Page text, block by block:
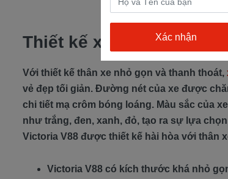
Thiết kế xe máy điện
Với thiết kế thân xe nhỏ gọn và thanh thoát,
vẻ đẹp tối giản. Đường nét của xe được
chi tiết mạ crôm bóng loáng. Màu sắc của
như trắng, đen, xanh, đỏ, tạo ra sự lựa
Victoria V88 được thiết kế hài hòa với thân
Victoria V88 có kích thước khá nhỏ